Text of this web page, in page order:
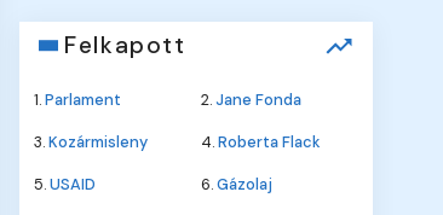
Felkapott
1.Parlament 2.Jane Fonda
3.Kozármisleny 4.Roberta Flack
5.USAID 6.Gázolaj